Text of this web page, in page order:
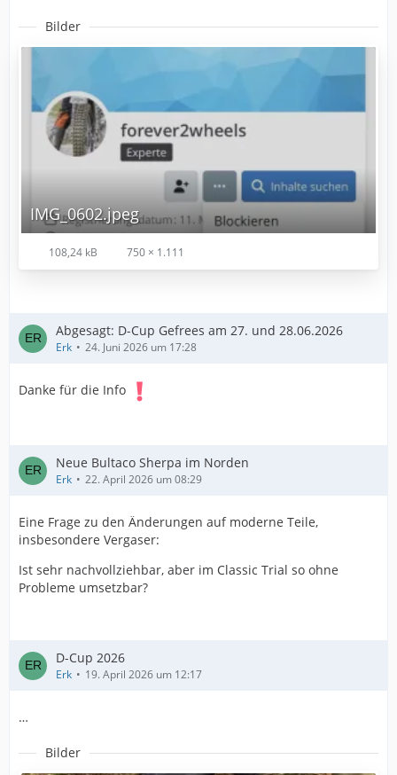
Bilder
IMG_0602.jpeg
108,24 kB 750 × 1.111
Abgesagt: D-Cup Gefrees am 27. und 28.06.2026
Erk 24. Juni 2026 um 17:28
Danke für die Info
Neue Bultaco Sherpa im Norden
Erk 22. April 2026 um 08:29
Eine Frage zu den Änderungen auf moderne Teile,
insbesondere Vergaser:
Ist sehr nachvollziehbar, aber im Classic Trial so ohne
Probleme umsetzbar?
D-Cup 2026
Erk 19. April 2026 um 12:17
…
Bilder